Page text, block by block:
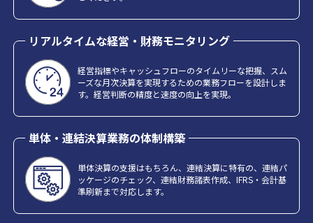
リアルタイムな経営・財務モニタリング
経営指標やキャッシュフローのタイムリーな把握、スム
ーズな月次決算を実現するための業務フローを設計しま
す。経営判断の精度と速度の向上を実現。
単体・連結決算業務の体制構築
単体決算の支援はもちろん、連結決算に特有の、連結パ
ッケージのチェック、連結財務諸表作成、IFRS・会計基
準刷新まで対応します。